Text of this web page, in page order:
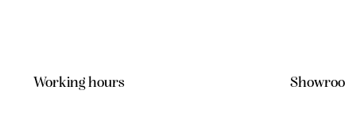
Working hours